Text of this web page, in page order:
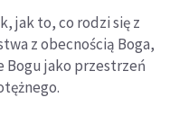
jak to, co rodzi się z
z obecnością Boga,
jako przestrzeń